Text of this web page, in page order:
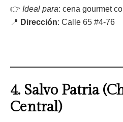
👉 Ideal para: cena gourmet
📍 Dirección: Calle 65 #4-76
4. Salvo Patria
Central)